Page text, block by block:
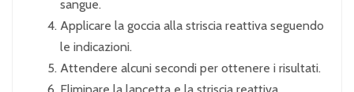
sangue.
Applicare la goccia alla striscia reattiva seguendo
le indicazioni.
Attendere alcuni secondi per ottenere i risultati.
Eliminare la lancetta e la striscia reattiva